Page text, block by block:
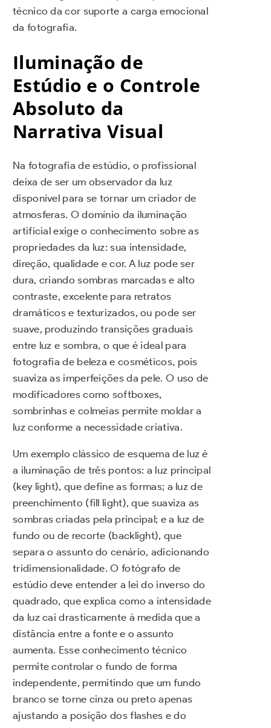
técnico da cor suporte a carga emocional
da fotografia.
Iluminação de
Estúdio e o Controle
Absoluto da
Narrativa Visual
Na fotografia de estúdio, o profissional
deixa de ser um observador da luz
disponível para se tornar um criador de
atmosferas. O domínio da iluminação
artificial exige o conhecimento sobre as
propriedades da luz: sua intensidade,
direção, qualidade e cor. A luz pode ser
dura, criando sombras marcadas e alto
contraste, excelente para retratos
dramáticos e texturizados, ou pode ser
suave, produzindo transições graduais
entre luz e sombra, o que é ideal para
fotografia de beleza e cosméticos, pois
suaviza as imperfeições da pele. O uso de
modificadores como softboxes,
sombrinhas e colmeias permite moldar a
luz conforme a necessidade criativa.
Um exemplo clássico de esquema de luz é
a iluminação de três pontos: a luz principal
(key light), que define as formas; a luz de
preenchimento (fill light), que suaviza as
sombras criadas pela principal; e a luz de
fundo ou de recorte (backlight), que
separa o assunto do cenário, adicionando
tridimensionalidade. O fotógrafo de
estúdio deve entender a lei do inverso do
quadrado, que explica como a intensidade
da luz cai drasticamente à medida que a
distância entre a fonte e o assunto
aumenta. Esse conhecimento técnico
permite controlar o fundo de forma
independente, permitindo que um fundo
branco se torne cinza ou preto apenas
ajustando a posição dos flashes e do